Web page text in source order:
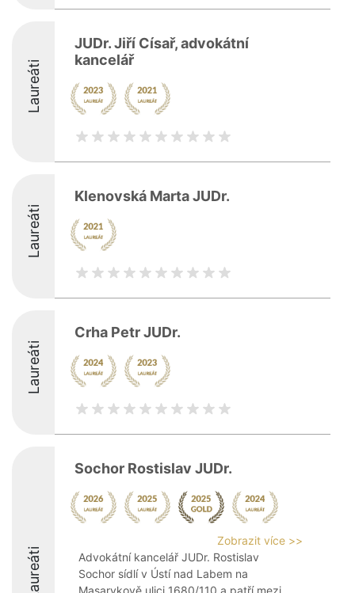
Laureáti
JUDr. Jiří Císař, advokátní
kancelář
Laureáti
Klenovská Marta JUDr.
Laureáti
Crha Petr JUDr.
Laureáti
Sochor Rostislav JUDr.
Zobrazit více >>
Advokátní kancelář JUDr. Rostislav
Sochor sídlí v Ústí nad Labem na
Masarykově ulici 1680/110 a patří mezi